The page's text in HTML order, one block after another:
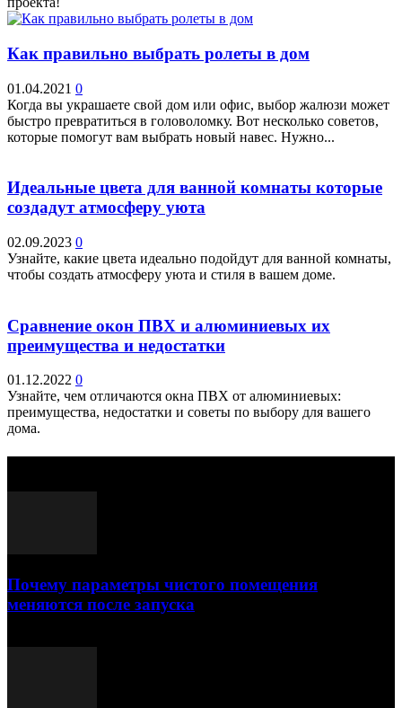
Как правильно выбрать ролеты в дом
01.04.2021 0
Когда вы украшаете свой дом или офис, выбор жалюзи может
быстро превратиться в головоломку. Вот несколько советов,
которые помогут вам выбрать новый навес. Нужно...
Идеальные цвета для ванной комнаты которые
создадут атмосферу уюта
02.09.2023 0
Узнайте, какие цвета идеально подойдут для ванной комнаты,
чтобы создать атмосферу уюта и стиля в вашем доме.
Сравнение окон ПВХ и алюминиевых их
преимущества и недостатки
01.12.2022 0
Узнайте, чем отличаются окна ПВХ от алюминиевых:
преимущества, недостатки и советы по выбору для вашего
дома.
Почему параметры чистого помещения
меняются после запуска